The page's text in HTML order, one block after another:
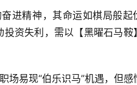
进精神，其命运如棋局般起
资失利，需以【黑曜石马鞍
场易现“伯乐识马”机遇，但感